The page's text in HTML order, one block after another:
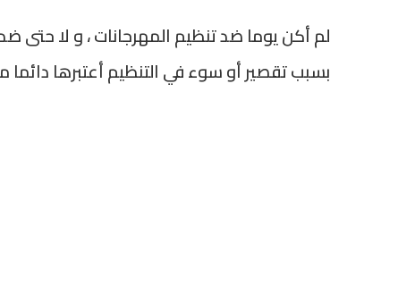
لم أكن يوما ضد تنظيم المهرجانات ، و لا حتى
بسبب تقصير أو سوء في التنظيم أعتبرها